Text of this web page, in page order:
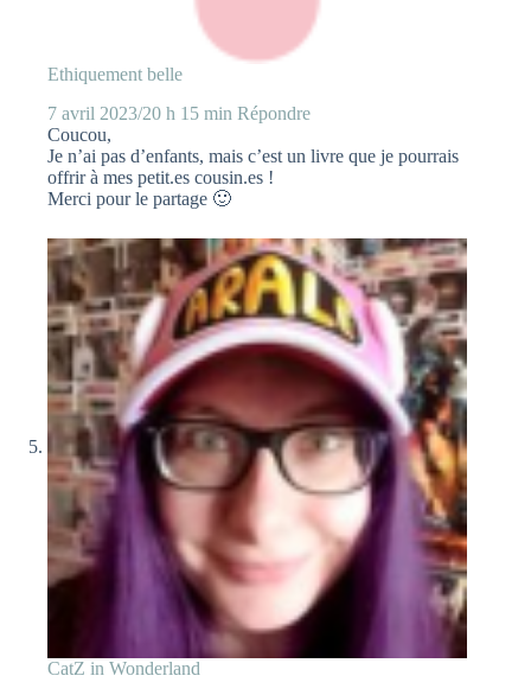
Ethiquement belle
7 avril 2023/20 h 15 min Répondre
Coucou,
Je n’ai pas d’enfants, mais c’est un livre que je pourrais
offrir à mes petit.es cousin.es !
Merci pour le partage 🙂
CatZ in Wonderland